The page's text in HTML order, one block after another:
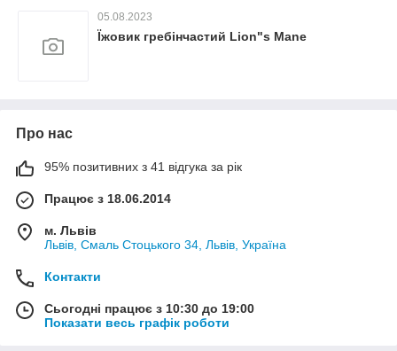
05.08.2023
Їжовик гребінчастий Lion"s Mane
Про нас
95% позитивних з 41 відгука за рік
Працює з 18.06.2014
м. Львів
Львів, Смаль Стоцького 34, Львів, Україна
Контакти
Сьогодні працює з 10:30 до 19:00
Показати весь графік роботи